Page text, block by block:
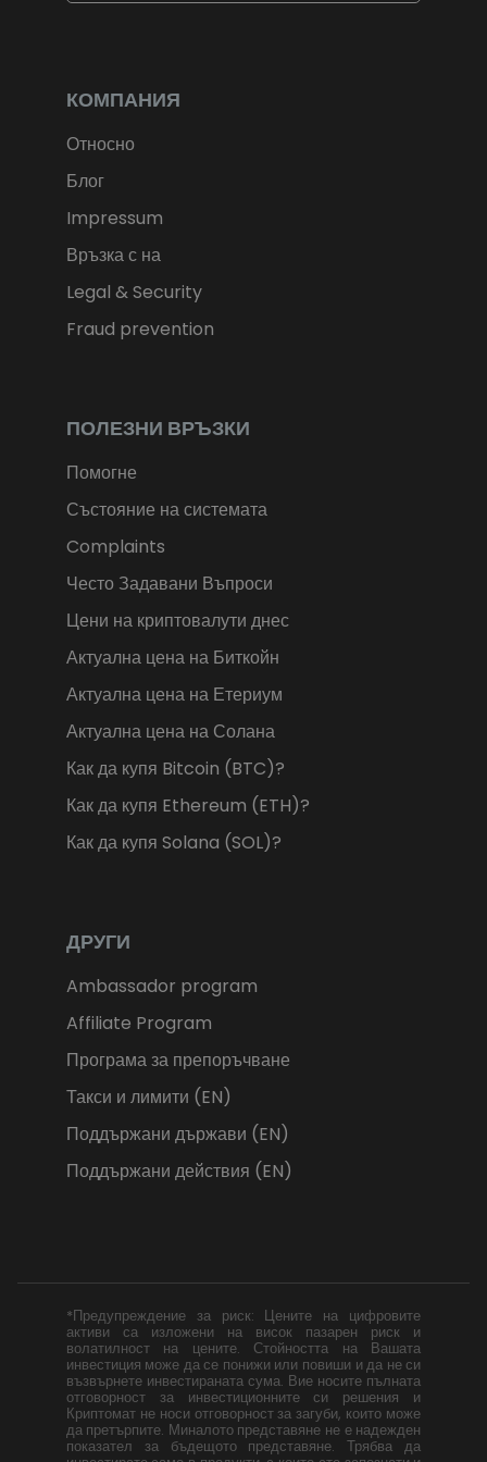
$ USD
zł PLN
fr. CHF
КОМПАНИЯ
Относно
Блог
Impressum
Връзка с на
Legal & Security
Fraud prevention
ПОЛЕЗНИ ВРЪЗКИ
Помогне
Състояние на системата
Complaints
Често Задавани Въпроси
Цени на криптовалути днес
Актуална цена на Биткойн
Актуална цена на Етериум
Актуална цена на Солана
Как да купя Bitcoin (BTC)?
Как да купя Ethereum (ETH)?
Как да купя Solana (SOL)?
ДРУГИ
Ambassador program
Affiliate Program
Програма за препоръчване
Такси и лимити (EN)
Поддържани държави (EN)
Поддържани действия (EN)
*Предупреждение за риск: Цените на цифровите
активи са изложени на висок пазарен риск и
волатилност на цените. Стойността на Вашата
инвестиция може да се понижи или повиши и да не си
възвърнете инвестираната сума. Вие носите пълната
отговорност за инвестиционните си решения и
Криптомат не носи отговорност за загуби, които може
да претърпите. Миналото представяне не е надежден
показател за бъдещото представяне. Трябва да